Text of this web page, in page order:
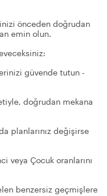
önceden doğrudan
emin olun.
güvende tutun -
doğrudan mekana
planlarınız değişirse
veya Çocuk oranlarını
benzersiz geçmişlere